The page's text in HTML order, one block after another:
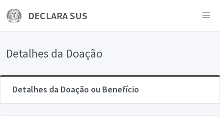
DECLARA SUS
Detalhes da Doação
Detalhes da Doação ou Benefício